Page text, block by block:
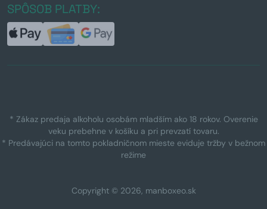
SPÔSOB PLATBY:
* Zákaz predaja alkoholu osobám mladším ako 18 rokov. Overenie
veku prebehne v košíku a pri prevzatí tovaru.
* Predávajúci na tomto pokladničnom mieste eviduje tržby v bežnom
režime
Copyright © 2026, manboxeo.sk